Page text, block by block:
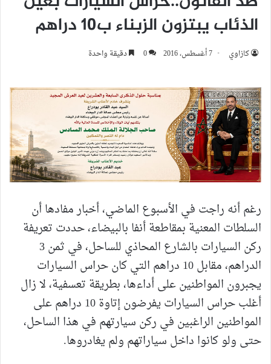
الذئاب يبتزون الزبناء ب10 دراهم
كازاوي 7 أغسطس، 2016 0 دقيقة واحدة
رغم أنه راجت في الأسبوع الماضي، أخبار مفادها أن
السلطات المعنية بمقاطعة أنفا بالبيضاء، حددت تعريفة
ركن السيارات بالشارع المحاذي للساحل، في ثمن 3
الدراهم، مقابل 10 دراهم التي كان حراس السيارات
يجبرون المواطنين على أداءها، بطريقة تعسفية، لا زال
أغلب حراس السيارات يفرضون إتاوة 10 دراهم على
المواطنين الراغبين في ركن سيارتهم في هذا الساحل،
حتى ولو كانوا داخل سياراتهم ولم يغادروها.